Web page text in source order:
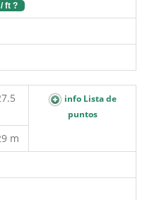
ft ?
info Lista de
puntos
m